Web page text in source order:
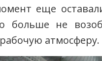
еще
больше не
атмосферу.